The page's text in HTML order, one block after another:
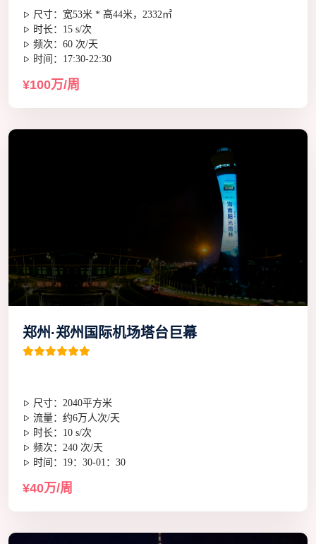
尺寸：宽53米 * 高44米，2332㎡
时长：15 s/次
频次：60 次/天
时间：17:30-22:30
¥100万/周
郑州·郑州国际机场塔台巨幕
尺寸：2040平方米
流量：约6万人次/天
时长：10 s/次
频次：240 次/天
时间：19：30-01：30
¥40万/周